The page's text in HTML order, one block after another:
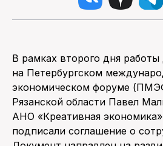
ПОИСК ПО
В рамках второго дня работы
на Петербургском
экономическом форуме
Рязанской области Павел
АНО «Креативная
подписали соглашение о